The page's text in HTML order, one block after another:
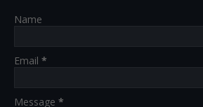
Name
Email *
Message *